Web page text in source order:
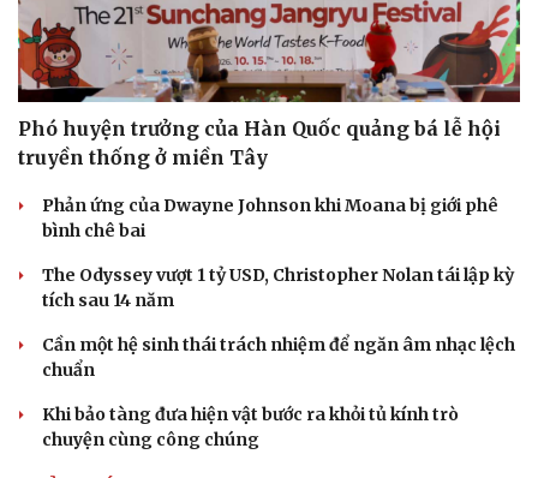
Phó huyện trưởng của Hàn Quốc quảng bá lễ hội
truyền thống ở miền Tây
Phản ứng của Dwayne Johnson khi Moana bị giới phê
bình chê bai
The Odyssey vượt 1 tỷ USD, Christopher Nolan tái lập kỳ
tích sau 14 năm
Cần một hệ sinh thái trách nhiệm để ngăn âm nhạc lệch
chuẩn
Khi bảo tàng đưa hiện vật bước ra khỏi tủ kính trò
chuyện cùng công chúng